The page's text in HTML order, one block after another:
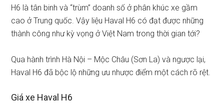
H6 là tân binh và “trùm” doanh số ở phân khúc xe gầm
cao ở Trung quốc. Vậy liệu Haval H6 có đạt được những
thành công như kỳ vọng ở Việt Nam trong thời gian tới?
Qua hành trình Hà Nội – Mộc Châu (Sơn La) và ngược lại,
Haval H6 đã bộc lộ những ưu nhược điểm một cách rõ rệt.
Giá xe Haval H6